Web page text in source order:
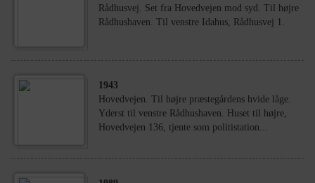
Rådhusvej. Set fra Hovedvejen mod syd. Til højre
Rådhushaven. Til venstre Idahus, Rådhusvej 1.
1943
Hovedvejen. Til højre præstegårdens hvide låge.
Yderst til venstre Rådhushaven. Huset til højre,
Hovedvejen 136, tjente som politistation...